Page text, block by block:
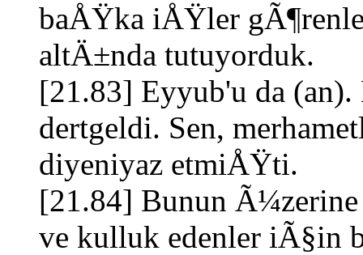
baÅŸka iÅŸler
altÄ±nda tutuyorduk.
[21.83] Eyyub'u da
dertgeldi. Sen,
diyeniyaz etmiÅŸti.
[21.84] Bunun
ve kulluk edenler iÃ§in